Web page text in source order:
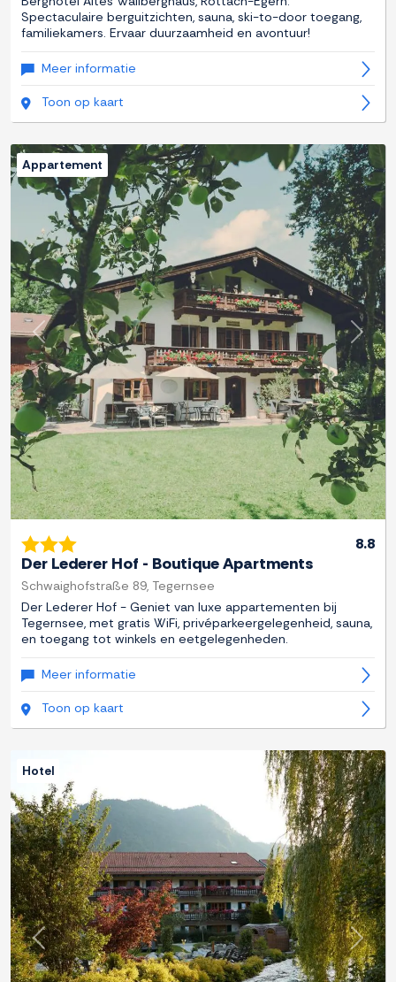
Spectaculaire berguitzichten, sauna, ski-to-door toegang,
familiekamers. Ervaar duurzaamheid en avontuur!
Meer informatie
Toon op kaart
Previous Next
Appartement
8.8
Der Lederer Hof - Boutique Apartments
Schwaighofstraße 89, Tegernsee
Der Lederer Hof - Geniet van luxe appartementen bij
Tegernsee, met gratis WiFi, privéparkeergelegenheid, sauna,
en toegang tot winkels en eetgelegenheden.
Meer informatie
Toon op kaart
Previous Next
Hotel